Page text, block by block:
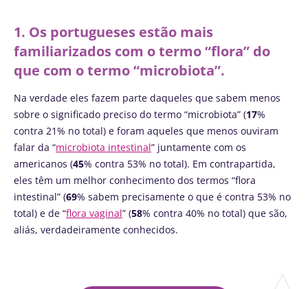
1. Os portugueses estão mais
familiarizados com o termo “flora” do
que com o termo “microbiota”.
Na verdade eles fazem parte daqueles que sabem menos
sobre o significado preciso do termo “microbiota” (17%
contra 21% no total) e foram aqueles que menos ouviram
falar da “microbiota intestinal” juntamente com os
americanos (45% contra 53% no total). Em contrapartida,
eles têm um melhor conhecimento dos termos “flora
intestinal” (69% sabem precisamente o que é contra 53% no
total) e de “flora vaginal” (58% contra 40% no total) que são,
aliás, verdadeiramente conhecidos.